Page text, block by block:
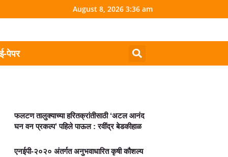
August 8, 2026 3:36 am
पेपर
फलटण तालुक्याच्या हरितक्रांतीसाठी ‘अटल आनंद
घन वन प्रकल्प’ पहिले पाऊल : रवींद्र बेडकीहाळ
एनईपी-२०२० अंतर्गत अनुभवाधारित कृषी कौशल्य